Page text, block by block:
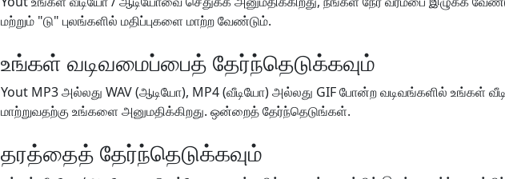
மற்றும் "டு" புலங்களில் மதிப்புகளை மாற்ற வேண்டும்.
உங்கள் வடிவமைப்பைத் தேர்ந்தெடுக்கவும்
Yout MP3 அல்லது WAV (ஆடியோ), MP4 (வீடியோ) அல்லது GIF போன்ற வடிவங்களில் உங்கள்
மாற்றுவதற்கு உங்களை அனுமதிக்கிறது. ஒன்றைத் தேர்ந்தெடுங்கள்.
தரத்தைத் தேர்ந்தெடுக்கவும்